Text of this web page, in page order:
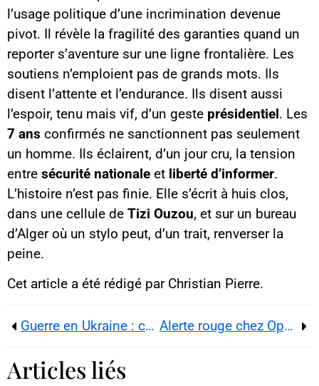
l’usage politique d’une incrimination devenue
pivot. Il révèle la fragilité des garanties quand un
reporter s’aventure sur une ligne frontalière. Les
soutiens n’emploient pas de grands mots. Ils
disent l’attente et l’endurance. Ils disent aussi
l’espoir, tenu mais vif, d’un geste présidentiel. Les
7 ans confirmés ne sanctionnent pas seulement
un homme. Ils éclairent, d’un jour cru, la tension
entre sécurité nationale et liberté d’informer.
L’histoire n’est pas finie. Elle s’écrit à huis clos,
dans une cellule de Tizi Ouzou, et sur un bureau
d’Alger où un stylo peut, d’un trait, renverser la
peine.
Cet article a été rédigé par Christian Pierre.
Guerre en Ukraine : comment le plan de paix de Trump fait se croiser Poutine, Steve Witkoff et les capitales Bruxelles–Moscou–Washington Alerte rouge chez OpenAI : ChatGPT vs Gemini 3.0, vitesse et fiabilité d’abord
Articles liés